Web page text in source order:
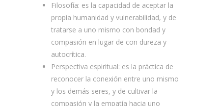
Filosofía: es la capacidad de aceptar la
propia humanidad y vulnerabilidad, y de
tratarse a uno mismo con bondad y
compasión en lugar de con dureza y
autocrítica.
Perspectiva espiritual: es la práctica de
reconocer la conexión entre uno mismo
y los demás seres, y de cultivar la
compasión y la empatía hacia uno